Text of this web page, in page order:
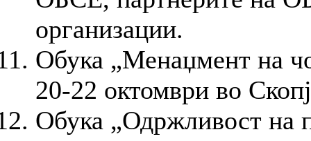
организации.
Обука „Менаџмент на
20-22 октомври во
Обука „Одржливост на